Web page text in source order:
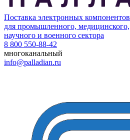
Поставка электронных компонентов
для промышленного, медицинского,
научного и военного сектора
8 800 550-88-42
многоканальный
info@palladian.ru